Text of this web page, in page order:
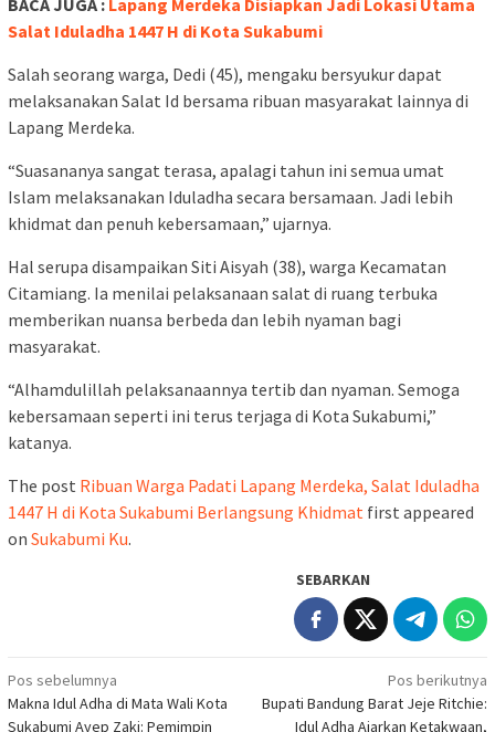
Salat Iduladha 1447 H di Kota Sukabumi
Salah seorang warga, Dedi (45), mengaku bersyukur dapat
melaksanakan Salat Id bersama ribuan masyarakat lainnya di
Lapang Merdeka.
“Suasananya sangat terasa, apalagi tahun ini semua umat
Islam melaksanakan Iduladha secara bersamaan. Jadi lebih
khidmat dan penuh kebersamaan,” ujarnya.
Hal serupa disampaikan Siti Aisyah (38), warga Kecamatan
Citamiang. Ia menilai pelaksanaan salat di ruang terbuka
memberikan nuansa berbeda dan lebih nyaman bagi
masyarakat.
“Alhamdulillah pelaksanaannya tertib dan nyaman. Semoga
kebersamaan seperti ini terus terjaga di Kota Sukabumi,”
katanya.
The post Ribuan Warga Padati Lapang Merdeka, Salat Iduladha
1447 H di Kota Sukabumi Berlangsung Khidmat first appeared
on Sukabumi Ku.
SEBARKAN
Navigasi
pos
Pos sebelumnya
Makna Idul Adha di Mata Wali Kota
Sukabumi Ayep Zaki: Pemimpin
Pos berikutnya
Bupati Bandung Barat Jeje Ritchie:
Idul Adha Ajarkan Ketakwaan,